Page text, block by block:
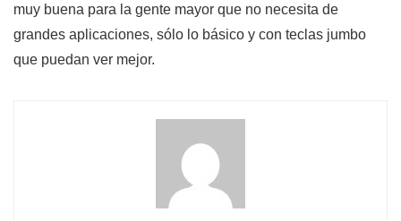
muy buena para la gente mayor que no necesita de
grandes aplicaciones, sólo lo básico y con teclas jumbo
que puedan ver mejor.